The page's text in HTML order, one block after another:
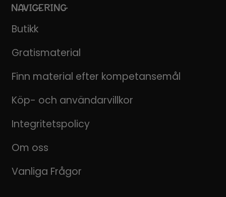
NAVIGERING
Butikk
Gratismaterial
Finn material efter kompetansemål
Köp- och användarvillkor
Integritetspolicy
Om oss
Vanliga Frågor